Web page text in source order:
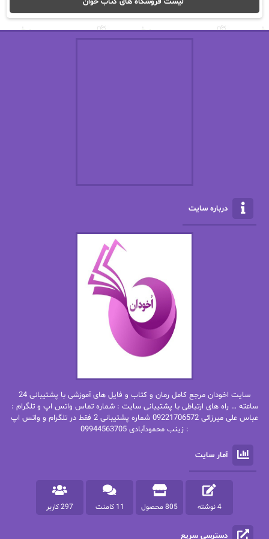
اریک مورگنشترن از نیلوفر لاری
الناز محمدی
امیر فرهی
باران
بهار سلطانی
بهاره شیرازی
بهاره.م
بیتا فرخی
پاتریشیا ویلسون پرتو فرهمند
پرستو اسحقی
پرستو مهاجر
پرهام رسولی
پروانه قدیمی پروانه محمدی
پریسا شکور(طوفان خاموش)
درباره سایت
سایت اخودان مرجع کامل رمان و کتاب و فایل های آموزشی با پشتیبانی 24
ساعته … راه های ارتباطی با پشتیبانی سایت : شماره تماس واتس اپ و تلگرام :
عباس علی میرزائی 09221706572 شماره پشتیبانی 2 فقط در تلگرام و واتس اپ
: زینب محمودآبادی 09944563705
آمار سایت
4 نوشته 805 محصول 11 کامنت 297 کاربر
دسترسی سریع